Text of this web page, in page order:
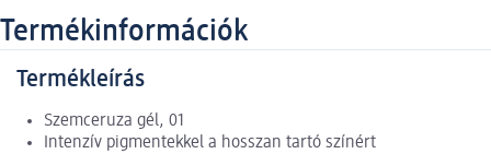
Termékinformációk
Termékleírás
Szemceruza gél, 01
Intenzív pigmentekkel a hosszan tartó színért